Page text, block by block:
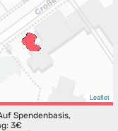
Leaflet
Spendenbasis,
3€